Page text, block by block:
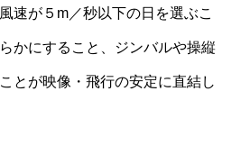
速が５m／秒以下の日を選ぶこ
かにすること、ジンバルや操縦
とが映像・飛行の安定に直結し